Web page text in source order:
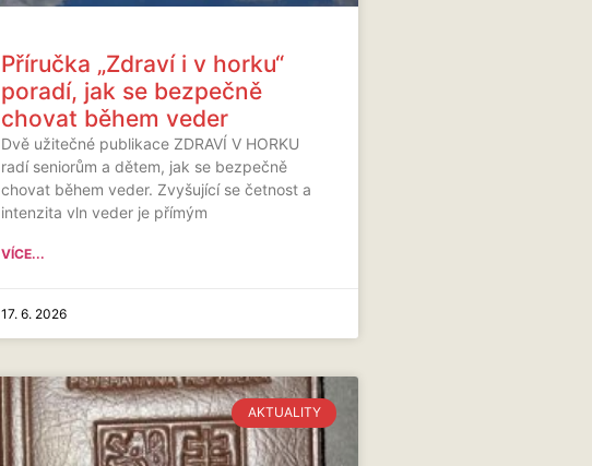
Příručka „Zdraví i v horku“
poradí, jak se bezpečně
chovat během veder
Dvě užitečné publikace ZDRAVÍ V HORKU
radí seniorům a dětem, jak se bezpečně
chovat během veder. Zvyšující se četnost a
intenzita vln veder je přímým
VÍCE...
17. 6. 2026
AKTUALITY